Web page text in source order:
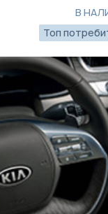
В
Топ